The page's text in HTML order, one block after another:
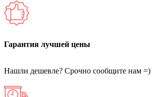
Гарантия лучшей цены
Нашли дешевле? Срочно сообщите нам =)